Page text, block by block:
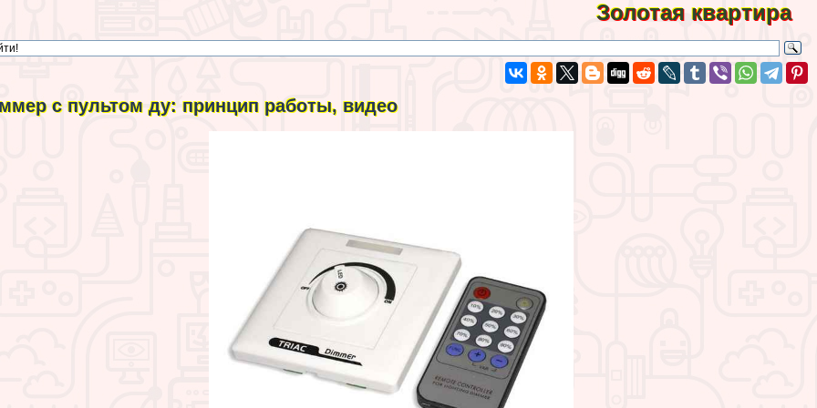
Золотая квартира
с пультом ду: принцип работы, видео